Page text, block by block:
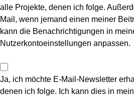
alle Projekte, denen ich folge.
Mail, wenn jemand einen meiner
kann die Benachrichtigungen in
Nutzerkontoeinstellungen anpassen.
Ja, ich möchte E-Mail-Newsletter
denen ich folge. Ich kann dies in